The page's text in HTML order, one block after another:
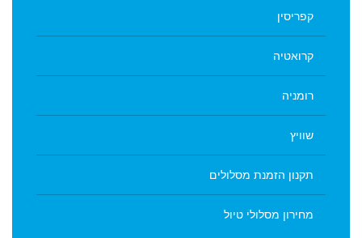
קפריסין
קרואטיה
רומניה
שוויץ
תקנון הזמנת מסלולים
מחירון מסלולי טיול